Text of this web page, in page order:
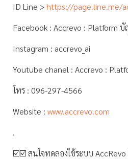
ID Line >https://page.line.me/
Facebook : Accrevo : Platform
Instagram : accrevo_ai
Youtube chanel : Accrevo :
โทร : 096-297-4566
Website : www.accrevo.com
.
☑️☑️ สนใจทดลองใช้ระบบ